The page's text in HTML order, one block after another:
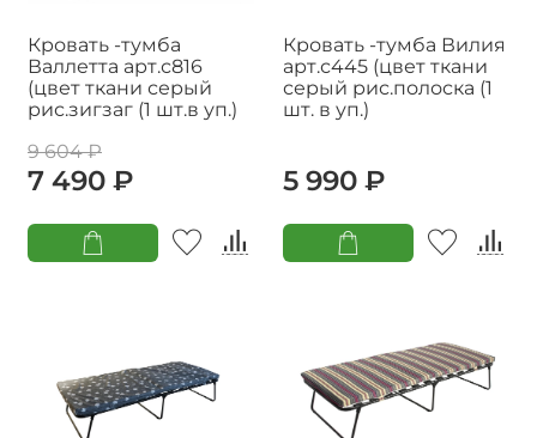
Кровать -тумба
Валлетта арт.с816
(цвет ткани серый
рис.зигзаг (1 шт.в уп.)
9 604 ₽
7 490 ₽
Кровать -тумба Вилия
арт.с445 (цвет ткани
серый рис.полоска (1
шт. в уп.)
5 990 ₽